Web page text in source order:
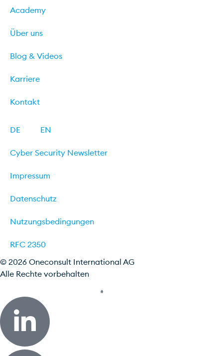
Academy
Über uns
Blog & Videos
Karriere
Kontakt
DE EN
Cyber Security Newsletter
Impressum
Datenschutz
Nutzungsbedingungen
RFC 2350
© 2026 Oneconsult International AG
Alle Rechte vorbehalten